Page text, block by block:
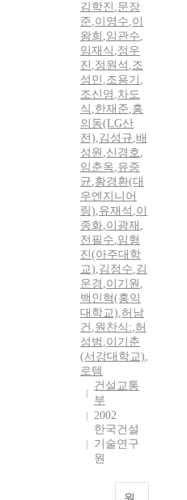
김학진 ,문장
준,이영수,이
왕희 ,임관수,
임재식 ,정우
진 ,정원석 ,조
성민 ,조용기 ,
조신영 ,차도
식 ,한재준,홍
의동(LG산
전),김성규,배
성원 ,신경호,
임춘옥,유중
균,황경환(대
우엔지니어
링),유재석 ,이
종화,이광재 ,
전필수,임형
진(아주대학
교),김정수,김
운경 ,이기원 ,
백인혁(홍익
대학교),허남
건 ,원찬식:,허
성범 ,이기춘
(서강대학교),
로템
건설교통
부
2002
한국건설
기술연구
원